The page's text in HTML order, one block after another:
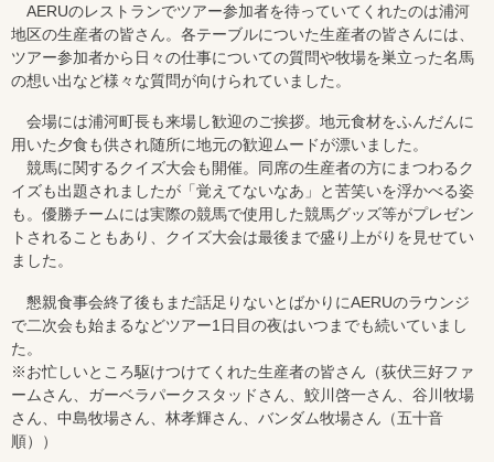
AERUのレストランでツアー参加者を待っていてくれたのは浦河
地区の生産者の皆さん。各テーブルについた生産者の皆さんには、
ツアー参加者から日々の仕事についての質問や牧場を巣立った名馬
の想い出など様々な質問が向けられていました。
会場には浦河町長も来場し歓迎のご挨拶。地元食材をふんだんに
用いた夕食も供され随所に地元の歓迎ムードが漂いました。
競馬に関するクイズ大会も開催。同席の生産者の方にまつわるク
イズも出題されましたが「覚えてないなあ」と苦笑いを浮かべる姿
も。優勝チームには実際の競馬で使用した競馬グッズ等がプレゼン
トされることもあり、クイズ大会は最後まで盛り上がりを見せてい
ました。
懇親食事会終了後もまだ話足りないとばかりにAERUのラウンジ
で二次会も始まるなどツアー1日目の夜はいつまでも続いていまし
た。
※お忙しいところ駆けつけてくれた生産者の皆さん（荻伏三好ファ
ームさん、ガーベラパークスタッドさん、鮫川啓一さん、谷川牧場
さん、中島牧場さん、林孝輝さん、バンダム牧場さん（五十音
順））